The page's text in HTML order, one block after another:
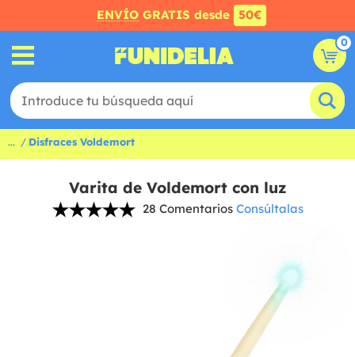
ENVÍO GRATIS desde 50€
0
... Disfraces Voldemort
Varita de Voldemort con luz
28 Comentarios Consúltalas